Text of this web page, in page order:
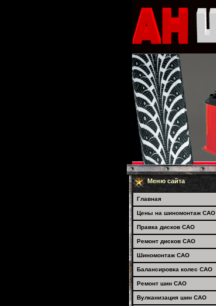
Меню сайта
Главная
Цены на шиномонтаж САО
Правка дисков САО
Ремонт дисков САО
Шиномонтаж САО
Балансировка колес САО
Ремонт шин САО
Вулканизация шин САО